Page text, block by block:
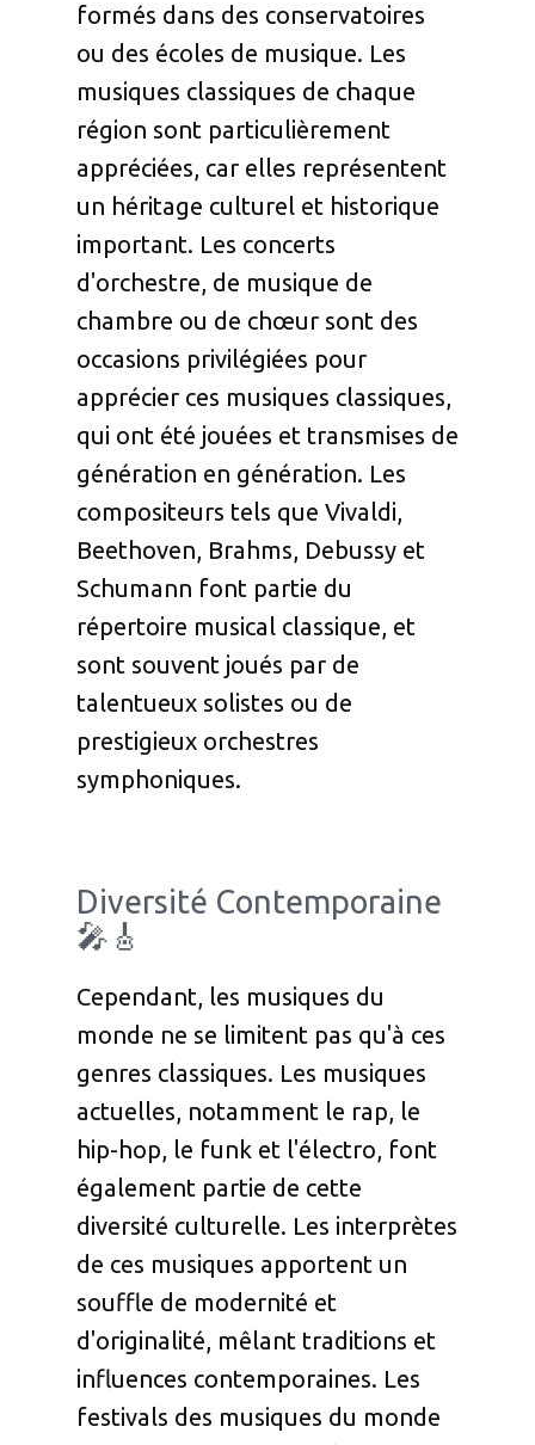
formés dans des conservatoires
ou des écoles de musique. Les
musiques classiques de chaque
région sont particulièrement
appréciées, car elles représentent
un héritage culturel et historique
important. Les concerts
d'orchestre, de musique de
chambre ou de chœur sont des
occasions privilégiées pour
apprécier ces musiques classiques,
qui ont été jouées et transmises de
génération en génération. Les
compositeurs tels que Vivaldi,
Beethoven, Brahms, Debussy et
Schumann font partie du
répertoire musical classique, et
sont souvent joués par de
talentueux solistes ou de
prestigieux orchestres
symphoniques.
Diversité Contemporaine
🎤🎸
Cependant, les musiques du
monde ne se limitent pas qu'à ces
genres classiques. Les musiques
actuelles, notamment le rap, le
hip-hop, le funk et l'électro, font
également partie de cette
diversité culturelle. Les interprètes
de ces musiques apportent un
souffle de modernité et
d'originalité, mêlant traditions et
influences contemporaines. Les
festivals des musiques du monde